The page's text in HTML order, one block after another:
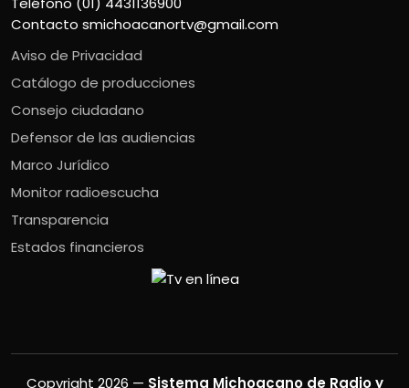
Contacto smichoacanortv@gmail.com
Aviso de Privacidad
Catálogo de producciones
Consejo ciudadano
Defensor de las audiencias
Marco Jurídico
Monitor radioescucha
Transparencia
Estados financieros
Copyright 2026 — Sistema Michoacano de Radio y